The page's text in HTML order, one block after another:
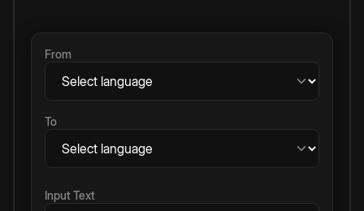
From
To
Input Text